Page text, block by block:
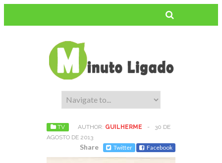
TV AUTHOR: GUILHERME -
30 DE
AGOSTO DE 2013
Share Twitter Facebook